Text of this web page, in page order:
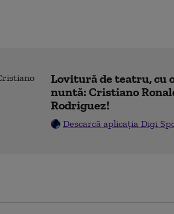
Lovitură de teatru, cu
nuntă: Cristiano
Rodriguez!
Descarcă aplicația Digi